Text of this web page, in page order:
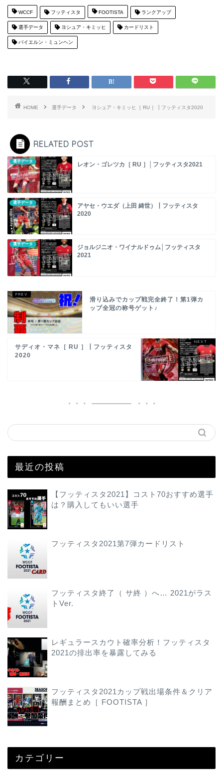
WCCF フッティスタ FOOTISTA ランクアップ
選手データ ヨシュア・キミッヒ カードリスト
バイエルン・ミュンヘン
HOME 選手データ ヨシュア・キミッヒ［ RU ］┃フッティスタ2020
RELATED POST
選手データ レオン・ゴレツカ［ RU ］│フッティスタ2021
選手データ
アヤセ・ウエダ（上田 綺世）┃フッティスタ
2020
選手データ
ジョルジニオ・ワイナルドゥム│フッティスタ
2021
滑り込みでカップ戦完全終了！第1弾カ
ップ全冠の称号ゲット♪
サディオ・マネ［ RU ］┃フッティスタ
2020
最近の投稿
【フッティスタ2021】コスト70おすすめ選手
は？購入してもいい選手
フッティスタ2021第7弾カードリスト
フッティスタ終了（ サ終 ）へ… 2021がラス
トVer.
レギュラースカウト確率分析！フッティスタ
2021の排出率を暴露してみる
フッティスタ2021カップ戦出場条件＆クリア
報酬まとめ［ FOOTISTA ］
カテゴリー